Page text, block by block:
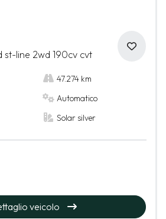
st-line 2wd 190cv cvt
47.274 km
Automatico
Solar silver
veicolo